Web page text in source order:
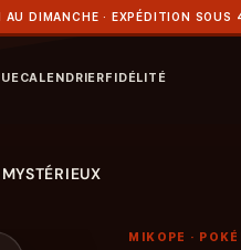
AU DIMANCHE · EXPÉDITION SOUS
CALENDRIERFIDÉLITÉ
MIKOPE ·